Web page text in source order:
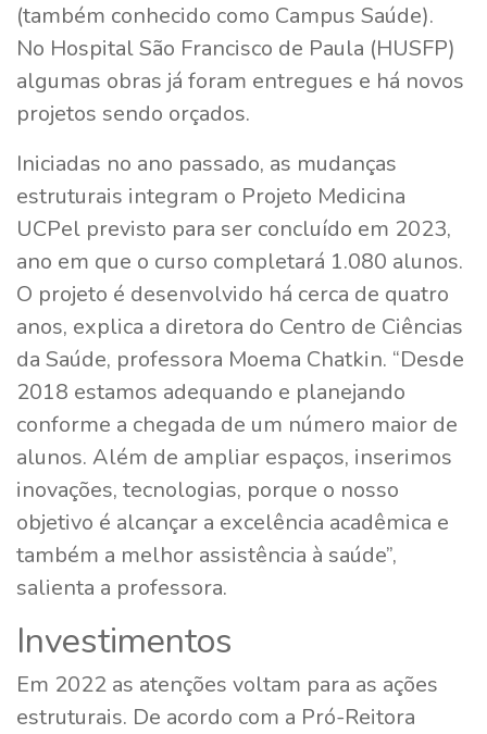
(também conhecido como Campus Saúde).
No Hospital São Francisco de Paula (HUSFP)
algumas obras já foram entregues e há novos
projetos sendo orçados.
Iniciadas no ano passado, as mudanças
estruturais integram o Projeto Medicina
UCPel previsto para ser concluído em 2023,
ano em que o curso completará 1.080 alunos.
O projeto é desenvolvido há cerca de quatro
anos, explica a diretora do Centro de Ciências
da Saúde, professora Moema Chatkin. “Desde
2018 estamos adequando e planejando
conforme a chegada de um número maior de
alunos. Além de ampliar espaços, inserimos
inovações, tecnologias, porque o nosso
objetivo é alcançar a excelência acadêmica e
também a melhor assistência à saúde”,
salienta a professora.
Investimentos
Em 2022 as atenções voltam para as ações
estruturais. De acordo com a Pró-Reitora